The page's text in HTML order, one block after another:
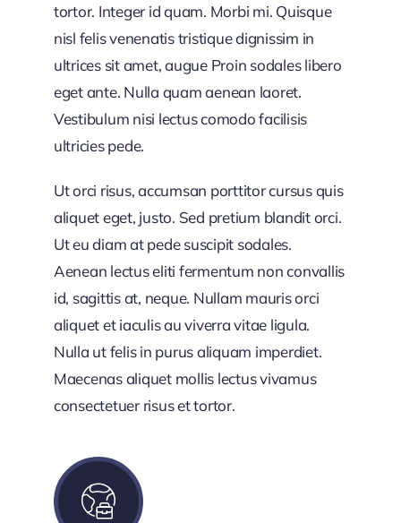
tortor. Integer id quam. Morbi mi. Quisque
nisl felis venenatis tristique dignissim in
ultrices sit amet, augue Proin sodales libero
eget ante. Nulla quam aenean laoret.
Vestibulum nisi lectus comodo facilisis
ultricies pede.
Ut orci risus, accumsan porttitor cursus quis
aliquet eget, justo. Sed pretium blandit orci.
Ut eu diam at pede suscipit sodales.
Aenean lectus eliti fermentum non convallis
id, sagittis at, neque. Nullam mauris orci
aliquet et iaculis au viverra vitae ligula.
Nulla ut felis in purus aliquam imperdiet.
Maecenas aliquet mollis lectus vivamus
consectetuer risus et tortor.